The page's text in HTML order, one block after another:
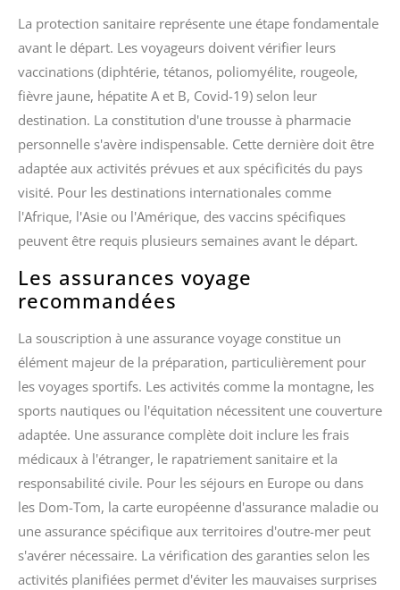
La protection sanitaire représente une étape fondamentale
avant le départ. Les voyageurs doivent vérifier leurs
vaccinations (diphtérie, tétanos, poliomyélite, rougeole,
fièvre jaune, hépatite A et B, Covid-19) selon leur
destination. La constitution d'une trousse à pharmacie
personnelle s'avère indispensable. Cette dernière doit être
adaptée aux activités prévues et aux spécificités du pays
visité. Pour les destinations internationales comme
l'Afrique, l'Asie ou l'Amérique, des vaccins spécifiques
peuvent être requis plusieurs semaines avant le départ.
Les assurances voyage
recommandées
La souscription à une assurance voyage constitue un
élément majeur de la préparation, particulièrement pour
les voyages sportifs. Les activités comme la montagne, les
sports nautiques ou l'équitation nécessitent une couverture
adaptée. Une assurance complète doit inclure les frais
médicaux à l'étranger, le rapatriement sanitaire et la
responsabilité civile. Pour les séjours en Europe ou dans
les Dom-Tom, la carte européenne d'assurance maladie ou
une assurance spécifique aux territoires d'outre-mer peut
s'avérer nécessaire. La vérification des garanties selon les
activités planifiées permet d'éviter les mauvaises surprises